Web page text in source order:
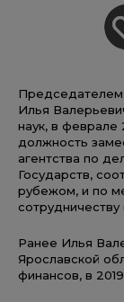
Илья
наук, в феврале
должность
агентства по
Государств,
рубежом, и по
Ранее Илья
Ярославской
финансов, в